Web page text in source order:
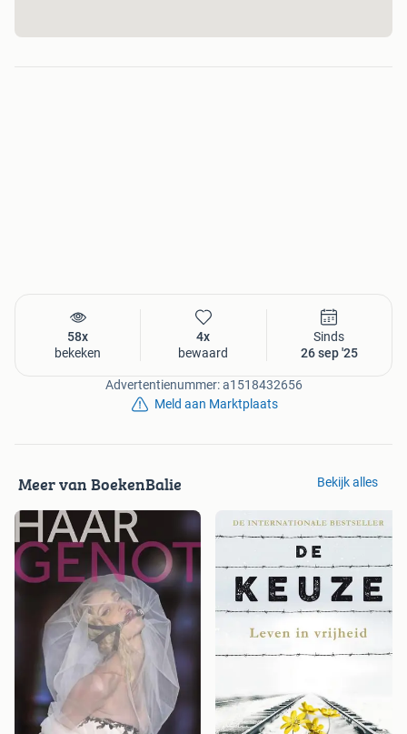
58x
bekeken
4x
bewaard
Sinds
26 sep '25
Advertentienummer: a1518432656
Meld aan Marktplaats
Meer van BoekenBalie Bekijk alles